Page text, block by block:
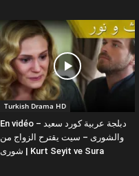
Turkish Drama HD
En vidéo – دبلجة عربية كورد سعيد
والشورى – سيت يقترح الزواج من
شورى | Kurt Seyit ve Sura